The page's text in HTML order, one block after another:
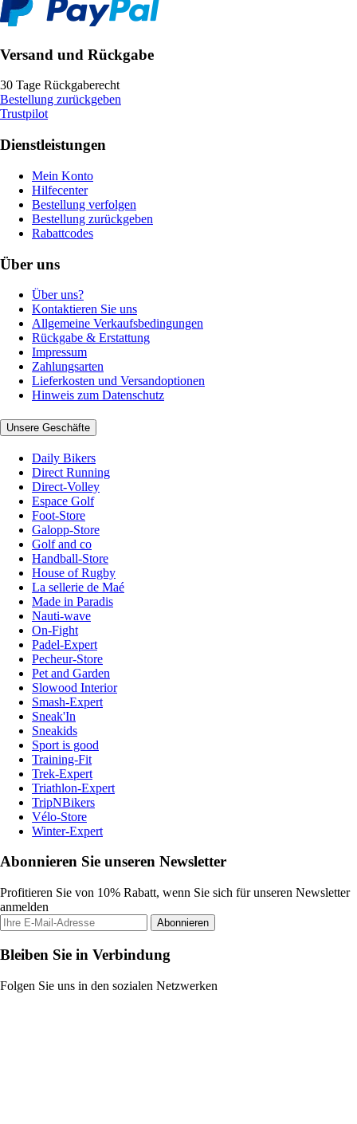
Versand und Rückgabe
30 Tage Rückgaberecht
Bestellung zurückgeben
Trustpilot
Dienstleistungen
Mein Konto
Hilfecenter
Bestellung verfolgen
Bestellung zurückgeben
Rabattcodes
Über uns
Über uns?
Kontaktieren Sie uns
Allgemeine Verkaufsbedingungen
Rückgabe & Erstattung
Impressum
Zahlungsarten
Lieferkosten und Versandoptionen
Hinweis zum Datenschutz
Unsere Geschäfte
Daily Bikers
Direct Running
Direct-Volley
Espace Golf
Foot-Store
Galopp-Store
Golf and co
Handball-Store
House of Rugby
La sellerie de Maé
Made in Paradis
Nauti-wave
On-Fight
Padel-Expert
Pecheur-Store
Pet and Garden
Slowood Interior
Smash-Expert
Sneak'In
Sneakids
Sport is good
Training-Fit
Trek-Expert
Triathlon-Expert
TripNBikers
Vélo-Store
Winter-Expert
Abonnieren Sie unseren Newsletter
Profitieren Sie von 10% Rabatt, wenn Sie sich für unseren Newsletter
anmelden
Abonnieren
Bleiben Sie in Verbindung
Folgen Sie uns in den sozialen Netzwerken